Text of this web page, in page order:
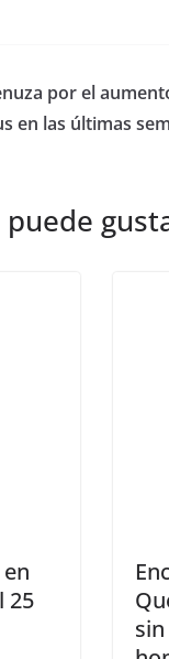
por el
en las últimas
25